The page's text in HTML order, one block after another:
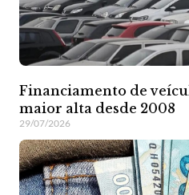
Financiamento de
maior alta desde 2008
29/07/2026